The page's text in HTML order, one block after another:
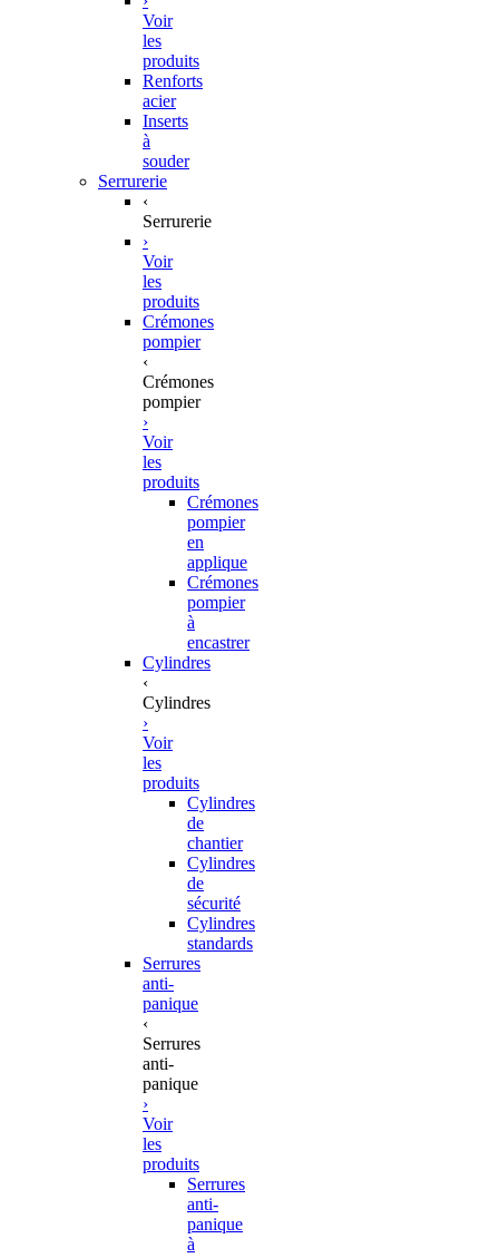
Voir
les
produits
Renforts
acier
Inserts
à
souder
Serrurerie
‹
Serrurerie
›
Voir
les
produits
Crémones
pompier
‹
Crémones
pompier
›
Voir
les
produits
Crémones
pompier
en
applique
Crémones
pompier
à
encastrer
Cylindres
‹
Cylindres
›
Voir
les
produits
Cylindres
de
chantier
Cylindres
de
sécurité
Cylindres
standards
Serrures
anti-
panique
‹
Serrures
anti-
panique
›
Voir
les
produits
Serrures
anti-
panique
à